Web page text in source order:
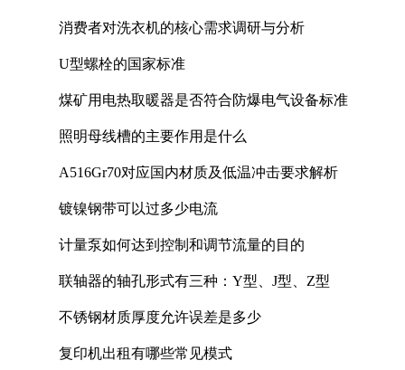
消费者对洗衣机的核心需求调研与分析
U型螺栓的国家标准
煤矿用电热取暖器是否符合防爆电气设备标准
照明母线槽的主要作用是什么
A516Gr70对应国内材质及低温冲击要求解析
镀镍钢带可以过多少电流
计量泵如何达到控制和调节流量的目的
联轴器的轴孔形式有三种：Y型、J型、Z型
不锈钢材质厚度允许误差是多少
复印机出租有哪些常见模式